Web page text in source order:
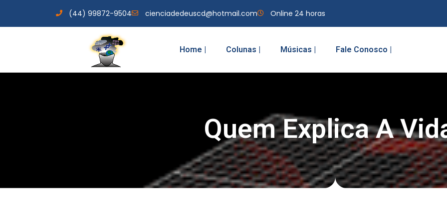
(44) 99872-9504 cienciadedeuscd@hotmail.com Online 24 horas
Home | Colunas | Músicas | Fale Conosco |
Quem Explica A